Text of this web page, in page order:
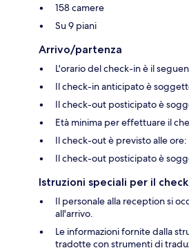
158 camere
Su 9 piani
Arrivo/partenza
L'orario del check-in è il
Il check-in anticipato è
Il check-out posticipato è
Età minima per effettuare il
Il check-out è previsto alle ore:
Il check-out posticipato è
Istruzioni speciali per il
Il personale alla reception si
all'arrivo.
Le informazioni fornite dalla
tradotte con strumenti di